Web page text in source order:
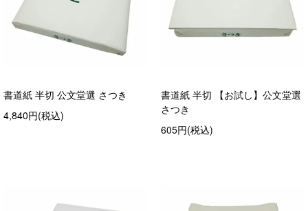
書道紙 半切 公文堂選 さつき
4,840円(税込)
書道紙 半切 【お試し】公文堂選
さつき
605円(税込)